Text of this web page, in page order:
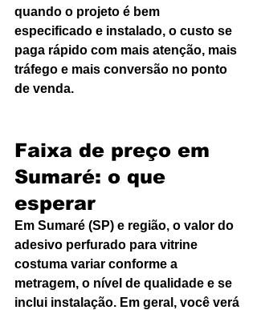
quando o projeto é bem
especificado e instalado, o custo se
paga rápido com mais atenção, mais
tráfego e mais conversão no ponto
de venda.
Faixa de preço em
Sumaré: o que
esperar
Em Sumaré (SP) e região, o valor do
adesivo perfurado para vitrine
costuma variar conforme a
metragem, o nível de qualidade e se
inclui instalação. Em geral, você verá